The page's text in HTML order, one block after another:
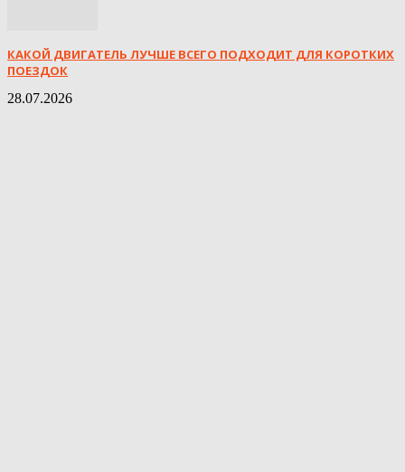
КАКОЙ ДВИГАТЕЛЬ ЛУЧШЕ ВСЕГО ПОДХОДИТ ДЛЯ КОРОТКИХ
ПОЕЗДОК
28.07.2026